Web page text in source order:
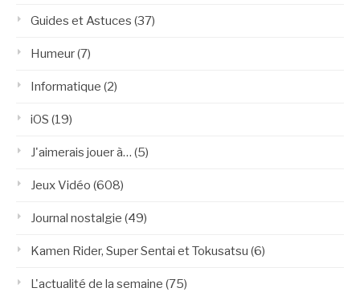
Guides et Astuces (37)
Humeur(7)
Informatique (2)
iOS (19)
J'aimerais jouer à… (5)
Jeux Vidéo (608)
Journal nostalgie (49)
Kamen Rider, Super Sentai et Tokusatsu (6)
L'actualité de la semaine (75)